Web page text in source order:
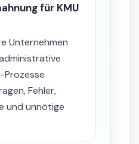
für KMU
Unternehmen
Prozesse
Fehler,
und unnötige